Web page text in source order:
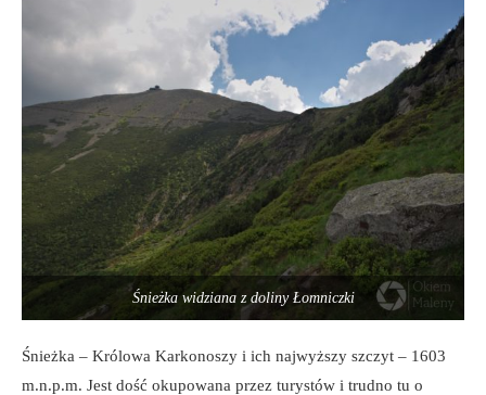
Śnieżka widziana z doliny Łomniczki
Śnieżka – Królowa Karkonoszy i ich najwyższy szczyt – 1603
m.n.p.m. Jest dość okupowana przez turystów i trudno tu o